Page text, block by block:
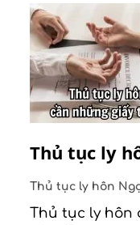
Thủ tục ly
Thủ tục ly hôn
Thủ tục ly hôn